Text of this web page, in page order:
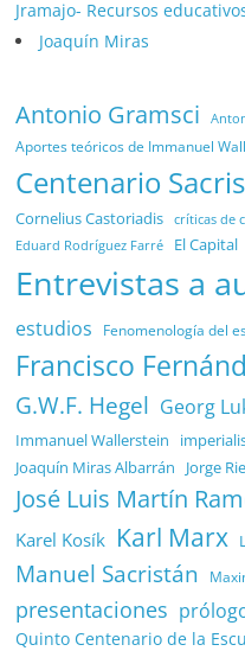
Jramajo- Recursos
Joaquín Miras
Antonio Gramsci
Aportes teóricos de Immanuel
Centenario
Cornelius Castoriadis críticas de
Eduard Rodríguez Farré El Capital
Entrevistas a
estudios Fenomenología del
Francisco
G.W.F. Hegel Georg
Immanuel Wallerstein
Joaquín Miras Albarrán Jorge
José Luis Martín
Karel Kosík Karl Marx
Manuel Sacristán
presentaciones
Quinto Centenario de la